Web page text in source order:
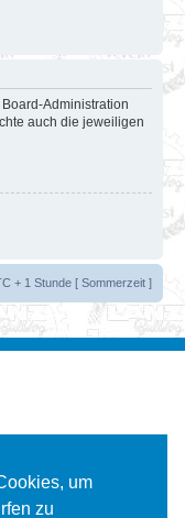
um
zu
Administration
auch die jeweiligen
+ 1 Stunde [ Sommerzeit ]